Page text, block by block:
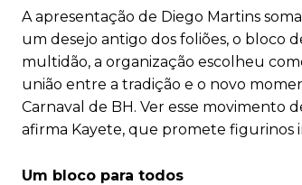
A apresentação de Diego Martins
um desejo antigo dos foliões, o bloco
multidão, a organização escolheu
união entre a tradição e o novo
Carnaval de BH. Ver esse movimento
afirma Kayete, que promete figurinos
Um bloco para todos